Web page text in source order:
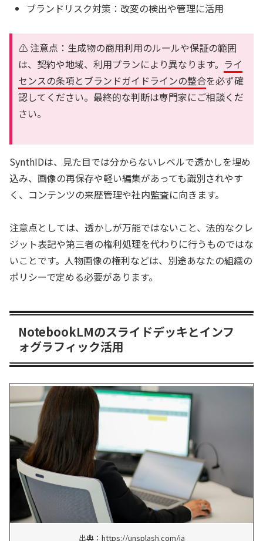
ブランドリスク対策：改変の検出や管理に活用
⚠️ 注意点：生成物の商用利用のルールや保証の範囲
は、契約や地域、利用プランにより異なります。 ライ
センスの条項とブランドガイドラインの整合を必ず確
認してください。最終的な判断は専門家にご相談くだ
さい。
SynthIDは、見た目では分からないレベルで透かしを埋め
込み、画像の再保存や軽い編集があっても識別されやす
く、コンテンツの来歴管理や社内監査に向きます。
注意点としては、透かしが万能ではないこと、法的なクレ
ジット表記や第三者の権利処理を代わりに行うものではな
いことです。人物画像の権利などは、別途あなたの組織の
ポリシーで定める必要があります。
NotebookLMのスライドデッキとインフ
ォグラフィック活用
出典：https://unsplash.com/ja